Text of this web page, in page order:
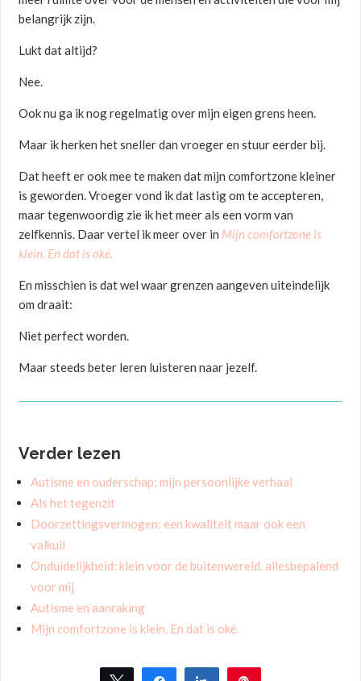
belangrijk zijn.
Lukt dat altijd?
Nee.
Ook nu ga ik nog regelmatig over mijn eigen grens heen.
Maar ik herken het sneller dan vroeger en stuur eerder bij.
Dat heeft er ook mee te maken dat mijn comfortzone kleiner
is geworden. Vroeger vond ik dat lastig om te accepteren,
maar tegenwoordig zie ik het meer als een vorm van
zelfkennis. Daar vertel ik meer over in Mijn comfortzone is
klein. En dat is oké.
En misschien is dat wel waar grenzen aangeven uiteindelijk
om draait:
Niet perfect worden.
Maar steeds beter leren luisteren naar jezelf.
Verder lezen
Autisme en ouderschap; mijn persoonlijke verhaal
Als het tegenzit
Doorzettingsvermogen: een kwaliteit maar ook een
valkuil
Onduidelijkheid: klein voor de buitenwereld, allesbepalend
voor mij
Autisme en aanraking
Mijn comfortzone is klein. En dat is oké.